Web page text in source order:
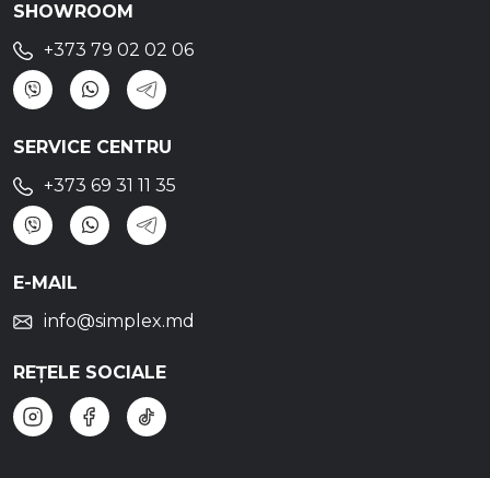
SHOWROOM
+373 79 02 02 06
SERVICE CENTRU
+373 69 31 11 35
E-MAIL
info@simplex.md
REȚELE SOCIALE